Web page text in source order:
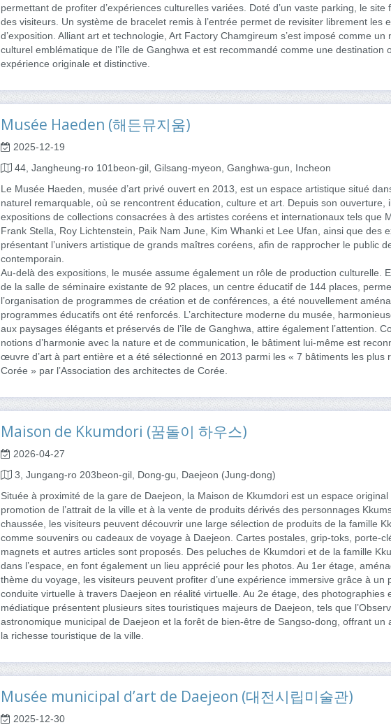
permettant de profiter d’expériences culturelles variées. Doté d’un vaste parking, le site
des visiteurs. Un système de bracelet remis à l’entrée permet de revisiter librement les
d’exposition. Alliant art et technologie, Art Factory Chamgireum s’est imposé comme un
culturel emblématique de l’île de Ganghwa et est recommandé comme une destination
expérience originale et distinctive.
Musée Haeden (해든뮤지움)
2025-12-19
44, Jangheung-ro 101beon-gil, Gilsang-myeon, Ganghwa-gun, Incheon
Le Musée Haeden, musée d’art privé ouvert en 2013, est un espace artistique situé
naturel remarquable, où se rencontrent éducation, culture et art. Depuis son ouverture,
expositions de collections consacrées à des artistes coréens et internationaux tels que
Frank Stella, Roy Lichtenstein, Paik Nam June, Kim Whanki et Lee Ufan, ainsi que des
présentant l’univers artistique de grands maîtres coréens, afin de rapprocher le public
contemporain.
Au-delà des expositions, le musée assume également un rôle de production culturelle.
de la salle de séminaire existante de 92 places, un centre éducatif de 144 places,
l’organisation de programmes de création et de conférences, a été nouvellement
programmes éducatifs ont été renforcés. L’architecture moderne du musée,
aux paysages élégants et préservés de l’île de Ganghwa, attire également l’attention.
notions d’harmonie avec la nature et de communication, le bâtiment lui-même est
œuvre d’art à part entière et a été sélectionné en 2013 parmi les « 7 bâtiments les plus
Corée » par l’Association des architectes de Corée.
Maison de Kkumdori (꿈돌이 하우스)
2026-04-27
3, Jungang-ro 203beon-gil, Dong-gu, Daejeon (Jung-dong)
Située à proximité de la gare de Daejeon, la Maison de Kkumdori est un espace original
promotion de l’attrait de la ville et à la vente de produits dérivés des personnages
chaussée, les visiteurs peuvent découvrir une large sélection de produits de la famille
comme souvenirs ou cadeaux de voyage à Daejeon. Cartes postales, grip-toks, porte-
magnets et autres articles sont proposés. Des peluches de Kkumdori et de la famille
dans l’espace, en font également un lieu apprécié pour les photos. Au 1er étage,
thème du voyage, les visiteurs peuvent profiter d’une expérience immersive grâce à un
conduite virtuelle à travers Daejeon en réalité virtuelle. Au 2e étage, des photographies
médiatique présentent plusieurs sites touristiques majeurs de Daejeon, tels que
astronomique municipal de Daejeon et la forêt de bien-être de Sangso-dong, offrant un
la richesse touristique de la ville.
Musée municipal d’art de Daejeon (대전시립미술관)
2025-12-30